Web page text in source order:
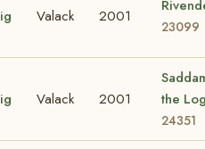
Valack 2001
23099
Valack 2001
the
24351